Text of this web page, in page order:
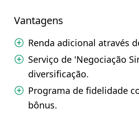
Vantagens
Renda adicional através
Serviço de 'Negociação
diversificação.
Programa de fidelidade
bônus.